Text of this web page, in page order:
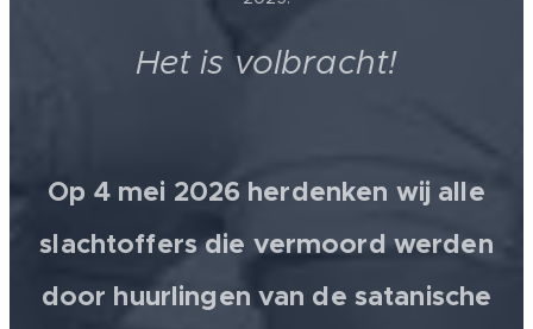
Het is volbracht!
Op 4 mei 2026 herdenken wij alle
slachtoffers die vermoord werden
door huurlingen van de satanische